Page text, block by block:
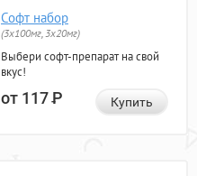
Софт набор
(3x100мг, 3x20мг)
Выбери софт-препарат на свой
вкус!
от 117Р Купить